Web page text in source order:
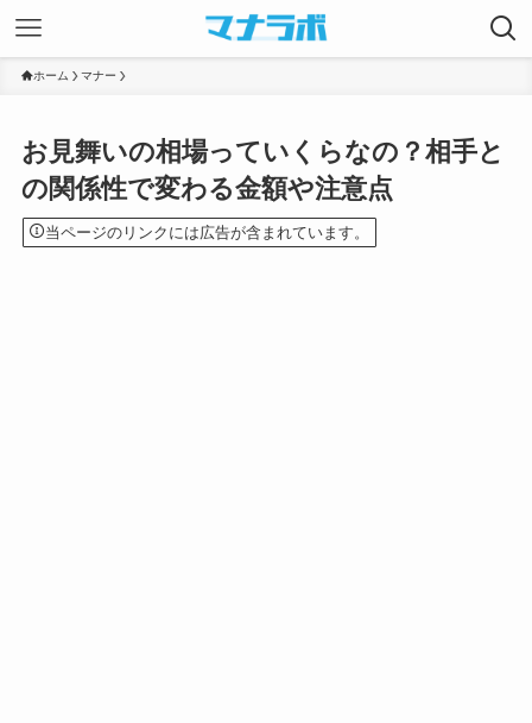
ホーム マナー
お見舞いの相場っていくらなの？相手と
の関係性で変わる金額や注意点
当ページのリンクには広告が含まれています。